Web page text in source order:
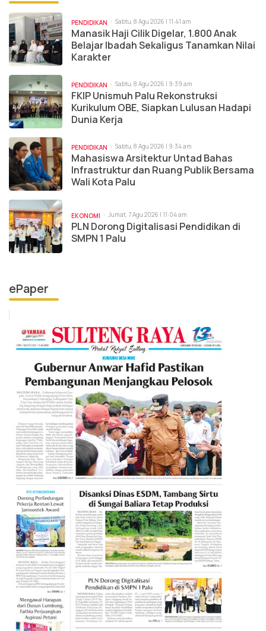
PENDIDIKAN Sabtu, 8 Agu 2026 | 11:41 am
Manasik Haji Cilik Digelar, 1.800 Anak
Belajar Ibadah Sekaligus Tanamkan Nilai
Karakter
PENDIDIKAN Sabtu, 8 Agu 2026 | 9:39 am
FKIP Unismuh Palu Rekonstruksi
Kurikulum OBE, Siapkan Lulusan Hadapi
Dunia Kerja
PENDIDIKAN Sabtu, 8 Agu 2026 | 9:34 am
Mahasiswa Arsitektur Untad Bahas
Infrastruktur dan Ruang Publik Bersama
Wali Kota Palu
EKONOMI Jumat, 7 Agu 2026 | 11:04 am
PLN Dorong Digitalisasi Pendidikan di
SMPN 1 Palu
ePaper